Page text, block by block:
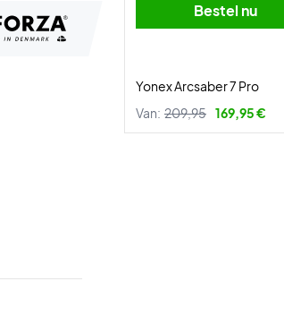
Bestel nu
Yonex Arcsaber 7 Pro
Van: 209,95 169,95 €